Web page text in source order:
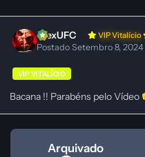
AlexUFC VIP Vitalício
PostadoSetembro 8,
VIP VITALÍCIO
Bacana !! Parabéns pelo Vídeo
Arquivado